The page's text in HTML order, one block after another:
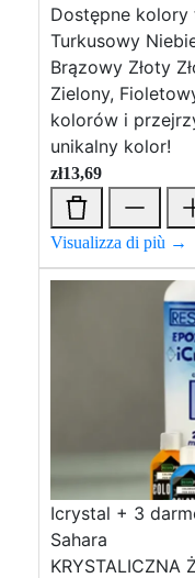
Dostępne kolory
Turkusowy
Brązowy Złoty
Zielony,
kolorów i
unikalny kolor!
zł13,69
Visualizza di più →
Icrystal + 3
Sahara
KRYSTALICZNA